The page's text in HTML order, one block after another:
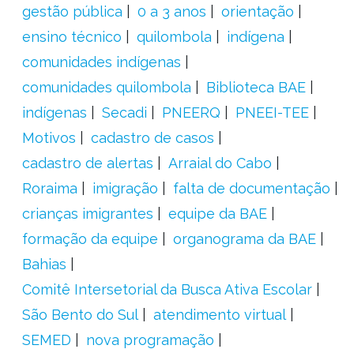
gestão pública
0 a 3 anos
orientação
ensino técnico
quilombola
indígena
comunidades indígenas
comunidades quilombola
Biblioteca BAE
indígenas
Secadi PNEERQ
PNEEI-TEE
Motivos
cadastro de casos
cadastro de alertas
Arraial do Cabo
Roraima
imigração
falta de documentação
crianças imigrantes
equipe da BAE
formação da equipe
organograma da BAE
Bahias
Comitê Intersetorial da Busca Ativa Escolar
São Bento do Sul
atendimento virtual
SEMED
nova programação